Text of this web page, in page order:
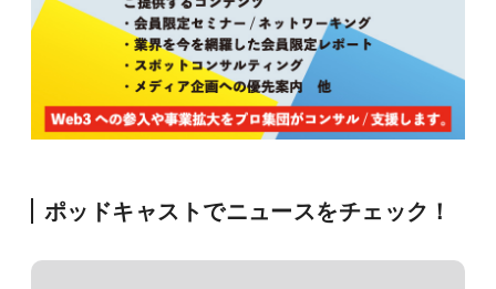
ポッドキャストでニュースをチェック！